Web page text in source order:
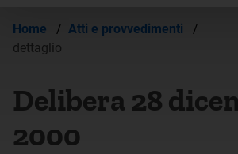
Home / Atti e provvedimenti
/
dettaglio
Delibera 28
2000